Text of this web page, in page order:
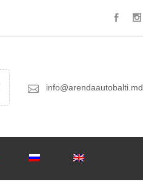
info@arendaautobalti.md